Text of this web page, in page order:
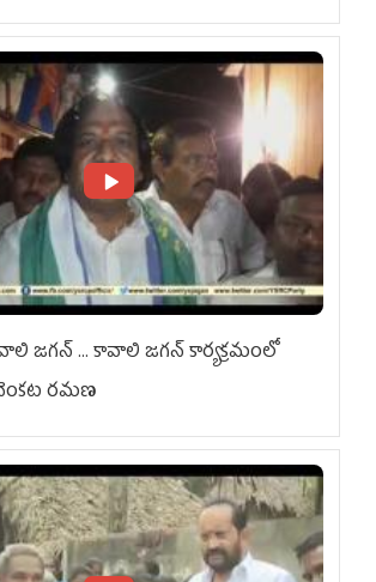
జగన్ ... కావాలి జగన్ కార్యక్రమంలో
రమణ